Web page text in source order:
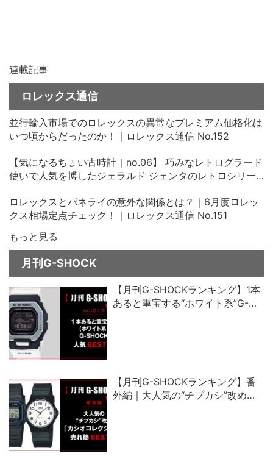
連載記事
ロレックス通信
並行輸入市場でのロレックスの異常なプレミアム価格化は
いつ頃からだったのか！｜ロレックス通信 No.152
【気になるちょい古時計｜no.06】 巧みなレトログラード
使いで人気を博したジェラルド ジェンタのレトロシリー
ロレックスとパネライの意外な関係とは？｜6月度ロレッ
クス相場定点チェック！｜ロレックス通信 No.151
もっと見る
月刊G-SHOCK
【月刊G-SHOCKランキング】1本
あると重宝する“ホワイト系”G-
【月刊G-SHOCKランキング】番
外編｜大人気の“チプカシ”改め、